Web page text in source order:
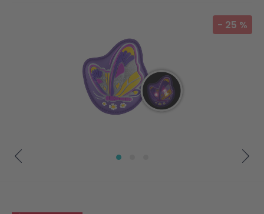
- 25 %